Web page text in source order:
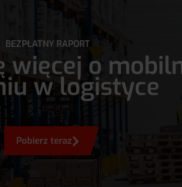
BEZPŁATNY RAPORT
więcej o
w logistyce
Pobierz teraz